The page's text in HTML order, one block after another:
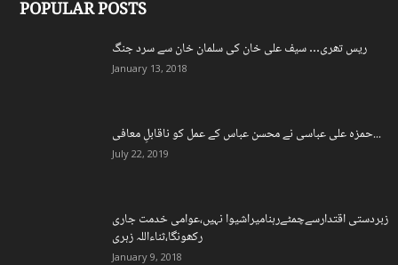
POPULAR POSTS
ریس تھری… سیف علی خان کی سلمان خان سے سرد جنگ
January 13, 2018
حمزہ علی عباسی نے محسن عباس کے عمل کو ناقابلِ معافی...
July 22, 2019
زبردستی اقتدارسےچمٹےرہنامیراشیوا نہیں،عوامی خدمت جاری
رکھونگا،ثناءاللہ زہری
January 9, 2018